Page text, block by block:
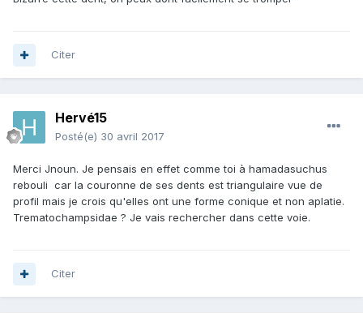
Citer
Hervé15
Posté(e) 30 avril 2017
Merci Jnoun. Je pensais en effet comme toi à hamadasuchus
rebouli car la couronne de ses dents est triangulaire vue de
profil mais je crois qu'elles ont une forme conique et non aplatie.
Trematochampsidae ? Je vais rechercher dans cette voie.
Citer